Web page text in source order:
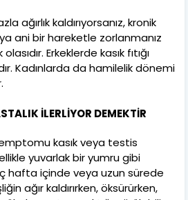
ağırlık kaldırıyorsanız, kronik
ani bir hareketle zorlanmanız
Erkeklerde kasık fıtığı
Kadınlarda da hamilelik dönemi
İLERLİYOR DEMEKTİR
kasık veya testis
yuvarlak bir yumru gibi
hafta içinde veya uzun sürede
ağır kaldırırken, öksürürken,